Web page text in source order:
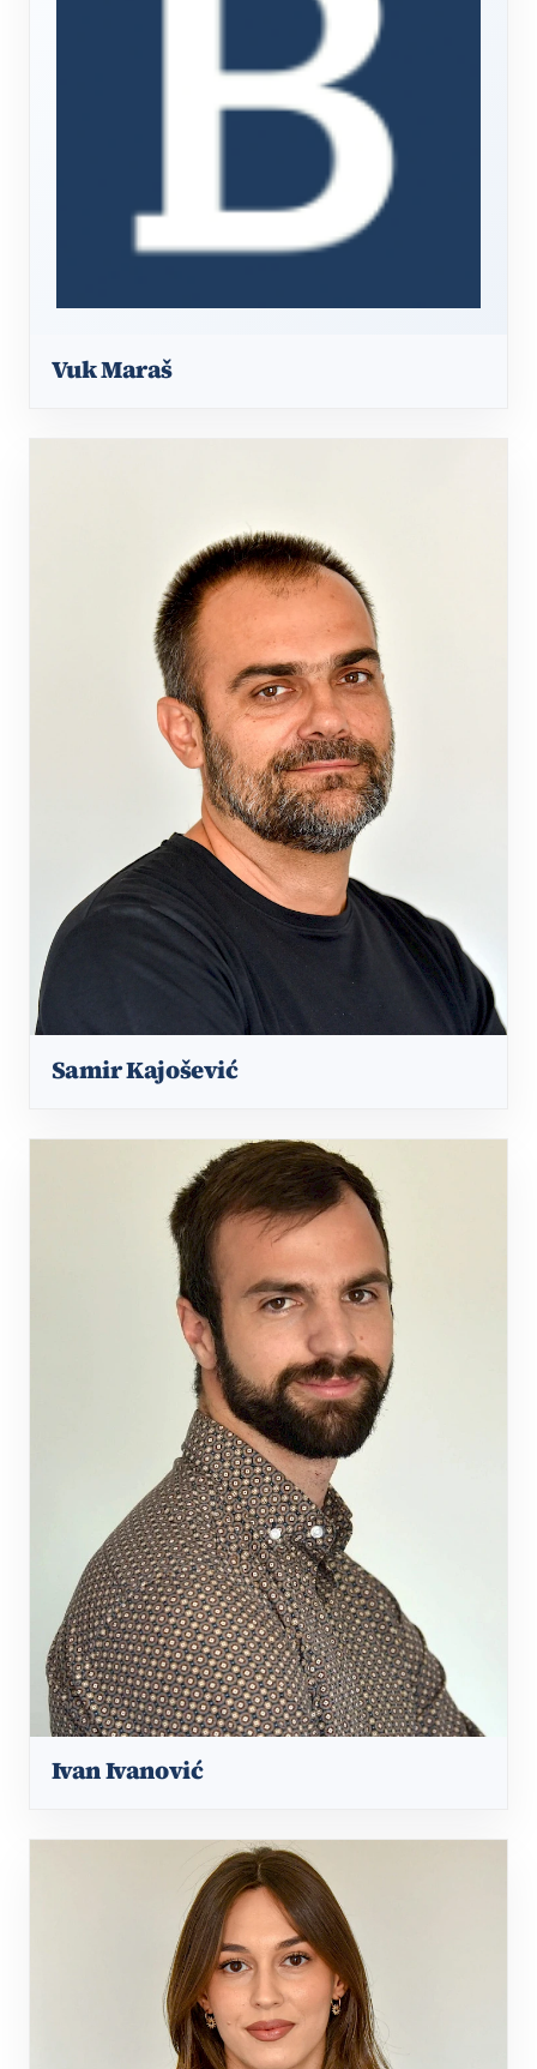
Vuk Maraš
Samir Kajošević
Ivan Ivanović